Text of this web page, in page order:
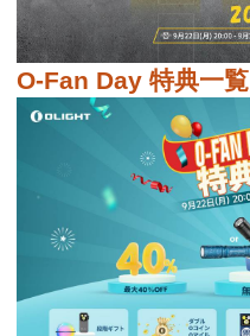
O-Fan Day特典一覧